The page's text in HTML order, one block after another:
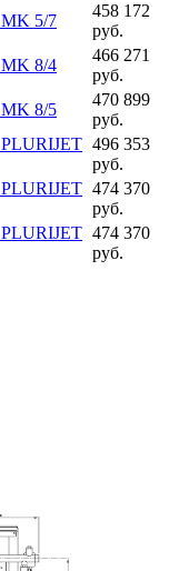
5/7
458 172
руб.
8/4
466 271
руб.
8/5
470 899
руб.
496 353
руб.
474 370
руб.
474 370
руб.